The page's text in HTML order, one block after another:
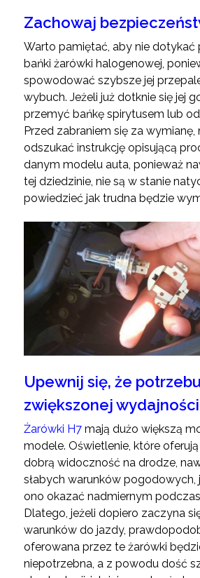
Zachowaj
Warto pamiętać, aby nie dotykać
bańki żarówki halogenowej,
spowodować szybsze jej
wybuch. Jeżeli już dotknie się jej
przemyć bańkę spirytusem lub
Przed zabraniem się za wymianę,
odszukać instrukcję opisującą
danym modelu auta, ponieważ
tej dziedzinie, nie są w stanie
powiedzieć jak trudna będzie
Upewnij się, że
zwiększonej
Żarówki H7mają dużo większą
modele. Oświetlenie, które
dobrą widoczność na drodze,
słabych warunków pogodowych,
ono okazać nadmiernym
Dlatego, jeżeli dopiero zaczyna
warunków do jazdy,
oferowana przez te żarówki
niepotrzebna, a z powodu dość